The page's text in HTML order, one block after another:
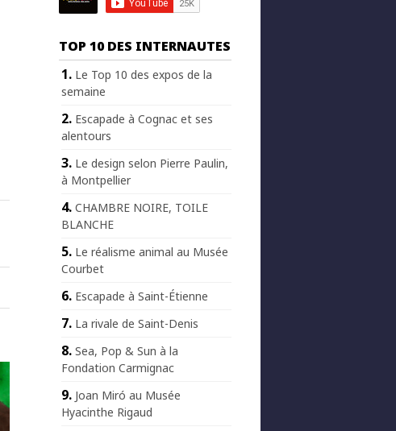
TOP 10 DES INTERNAUTES
Le Top 10 des expos de la
semaine
Escapade à Cognac et ses
alentours
Le design selon Pierre Paulin,
à Montpellier
CHAMBRE NOIRE, TOILE
BLANCHE
Le réalisme animal au Musée
Courbet
Escapade à Saint-Étienne
La rivale de Saint-Denis
Sea, Pop & Sun à la
Fondation Carmignac
Joan Miró au Musée
Hyacinthe Rigaud